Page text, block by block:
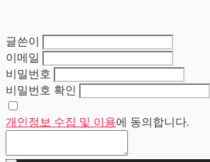
글쓴이
이메일
비밀번호
비밀번호 확인
개인정보 수집 및 이용에 동의합니다.